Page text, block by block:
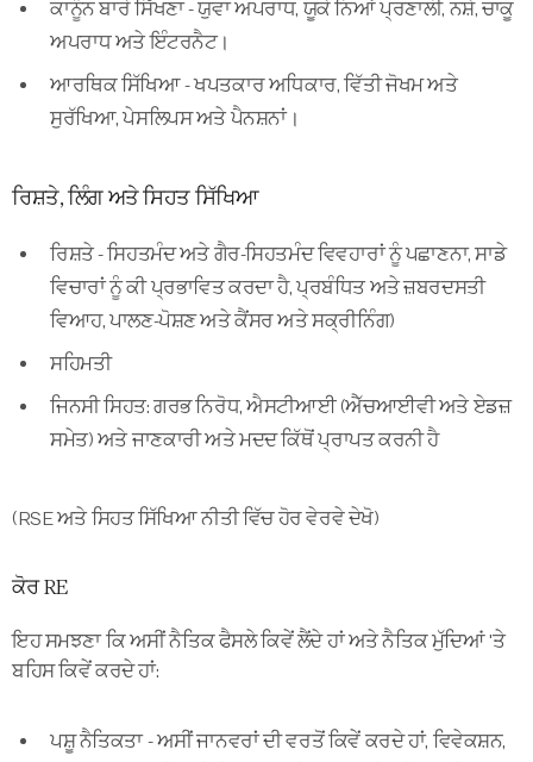
ਕਾਨੂੰਨ ਬਾਰੇ ਸਿੱਖਣਾ - ਯੁਵਾ ਅਪਰਾਧ, ਯੂਕੇ ਨਿਆਂ ਪ੍ਰਣਾਲੀ, ਨਸ਼ੇ, ਚਾਕੂ
ਅਪਰਾਧ ਅਤੇ ਇੰਟਰਨੈਟ।
ਆਰਥਿਕ ਸਿੱਖਿਆ - ਖਪਤਕਾਰ ਅਧਿਕਾਰ, ਵਿੱਤੀ ਜੋਖਮ ਅਤੇ
ਸੁਰੱਖਿਆ, ਪੇਸਲਿਪਸ ਅਤੇ ਪੈਨਸ਼ਨਾਂ।
ਰਿਸ਼ਤੇ, ਲਿੰਗ ਅਤੇ ਸਿਹਤ ਸਿੱਖਿਆ
ਰਿਸ਼ਤੇ - ਸਿਹਤਮੰਦ ਅਤੇ ਗੈਰ-ਸਿਹਤਮੰਦ ਵਿਵਹਾਰਾਂ ਨੂੰ ਪਛਾਣਨਾ, ਸਾਡੇ
ਵਿਚਾਰਾਂ ਨੂੰ ਕੀ ਪ੍ਰਭਾਵਿਤ ਕਰਦਾ ਹੈ, ਪ੍ਰਬੰਧਿਤ ਅਤੇ ਜ਼ਬਰਦਸਤੀ
ਵਿਆਹ, ਪਾਲਣ-ਪੋਸ਼ਣ ਅਤੇ ਕੈਂਸਰ ਅਤੇ ਸਕ੍ਰੀਨਿੰਗ)
ਸਹਿਮਤੀ
ਜਿਨਸੀ ਸਿਹਤ: ਗਰਭ ਨਿਰੋਧ, ਐਸਟੀਆਈ (ਐੱਚਆਈਵੀ ਅਤੇ ਏਡਜ਼
ਸਮੇਤ) ਅਤੇ ਜਾਣਕਾਰੀ ਅਤੇ ਮਦਦ ਕਿੱਥੋਂ ਪ੍ਰਾਪਤ ਕਰਨੀ ਹੈ
(RSE ਅਤੇ ਸਿਹਤ ਸਿੱਖਿਆ ਨੀਤੀ ਵਿੱਚ ਹੋਰ ਵੇਰਵੇ ਦੇਖੋ)
ਕੋਰ RE
ਇਹ ਸਮਝਣਾ ਕਿ ਅਸੀਂ ਨੈਤਿਕ ਫੈਸਲੇ ਕਿਵੇਂ ਲੈਂਦੇ ਹਾਂ ਅਤੇ ਨੈਤਿਕ ਮੁੱਦਿਆਂ 'ਤੇ
ਬਹਿਸ ਕਿਵੇਂ ਕਰਦੇ ਹਾਂ:
ਪਸ਼ੂ ਨੈਤਿਕਤਾ - ਅਸੀਂ ਜਾਨਵਰਾਂ ਦੀ ਵਰਤੋਂ ਕਿਵੇਂ ਕਰਦੇ ਹਾਂ, ਵਿਵੇਕਸ਼ਨ,